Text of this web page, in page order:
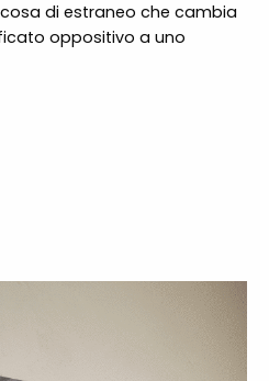
di estraneo che cambia
oppositivo a uno